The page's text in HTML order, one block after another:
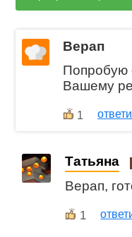
Верап
Попробую
Вашему
1
Татьяна
Верап,
1